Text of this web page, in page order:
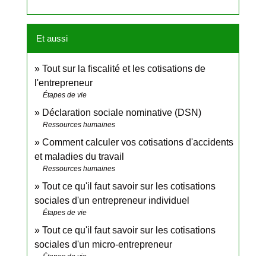
Et aussi
Tout sur la fiscalité et les cotisations de
l'entrepreneur
Étapes de vie
Déclaration sociale nominative (DSN)
Ressources humaines
Comment calculer vos cotisations d'accidents
et maladies du travail
Ressources humaines
Tout ce qu'il faut savoir sur les cotisations
sociales d'un entrepreneur individuel
Étapes de vie
Tout ce qu'il faut savoir sur les cotisations
sociales d'un micro-entrepreneur